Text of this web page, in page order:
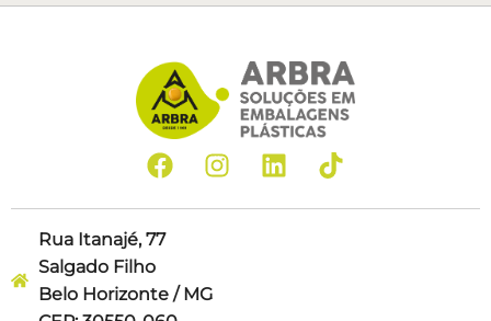
Rua Itanajé, 77
Salgado Filho
Belo Horizonte / MG